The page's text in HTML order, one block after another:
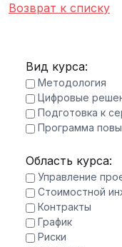
Вид курса:
Методология
Цифровые
Подготовка к
Программа
Область курса:
Управление
Стоимостной
Контракты
График
Риски
Возврат к списку